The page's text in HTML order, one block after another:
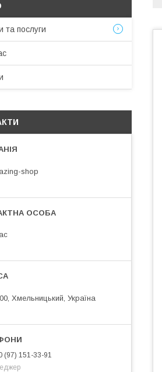
та послуги
shop
Хмельницький, Україна
(97) 151-33-91